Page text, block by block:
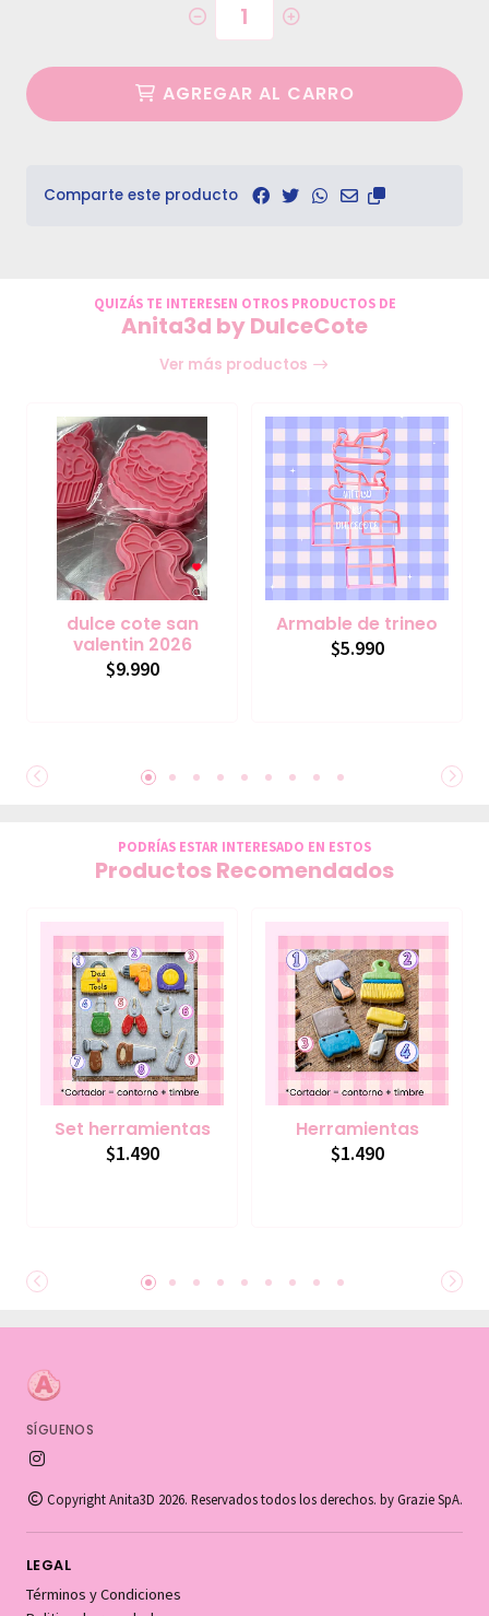
AGREGAR AL CARRO
Comparte este producto
QUIZÁS TE INTERESEN OTROS PRODUCTOS DE
Anita3d by DulceCote
Ver más productos
dulce cote san
valentin 2026
$9.990
Armable de trineo
$5.990
PODRÍAS ESTAR INTERESADO EN ESTOS
Productos Recomendados
Set herramientas
$1.490
Herramientas
$1.490
SÍGUENOS
Copyright Anita3D 2026. Reservados todos los derechos. by Grazie SpA.
LEGAL
Términos y Condiciones